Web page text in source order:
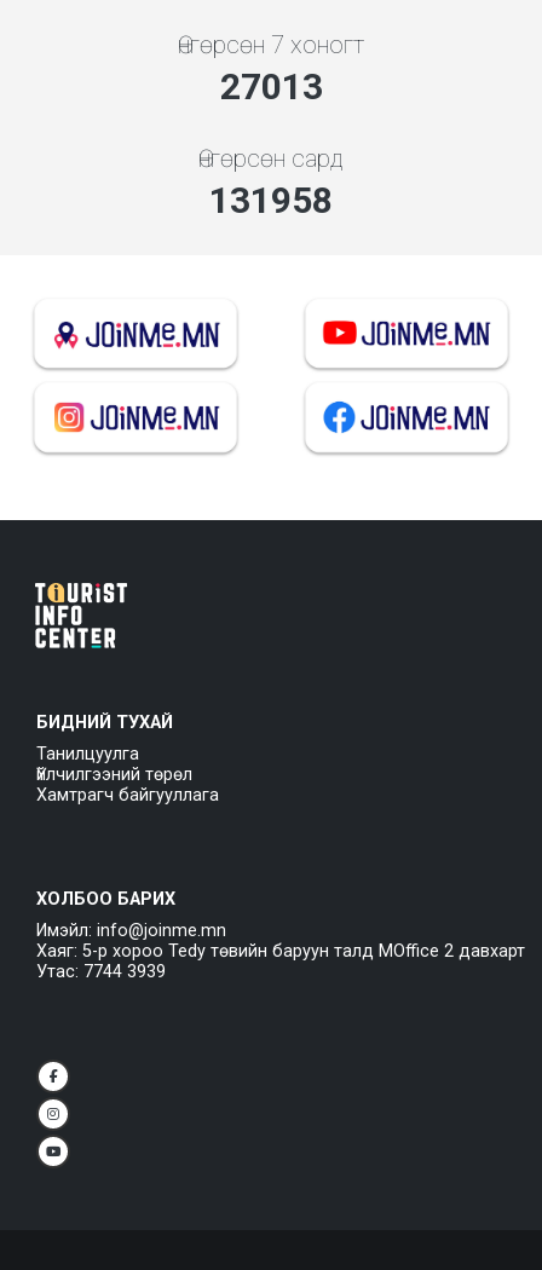
Өнгөрсөн 7 хоногт
28943
Өнгөрсөн сард
141384
БИДНИЙ ТУХАЙ
Танилцуулга
Үйлчилгээний төрөл
Хамтрагч байгууллага
ХОЛБОО БАРИХ
Имэйл: info@joinme.mn
Хаяг: 5-р хороо Tedy төвийн баруун талд MOffice 2 давхарт
Утас: 7744 3939